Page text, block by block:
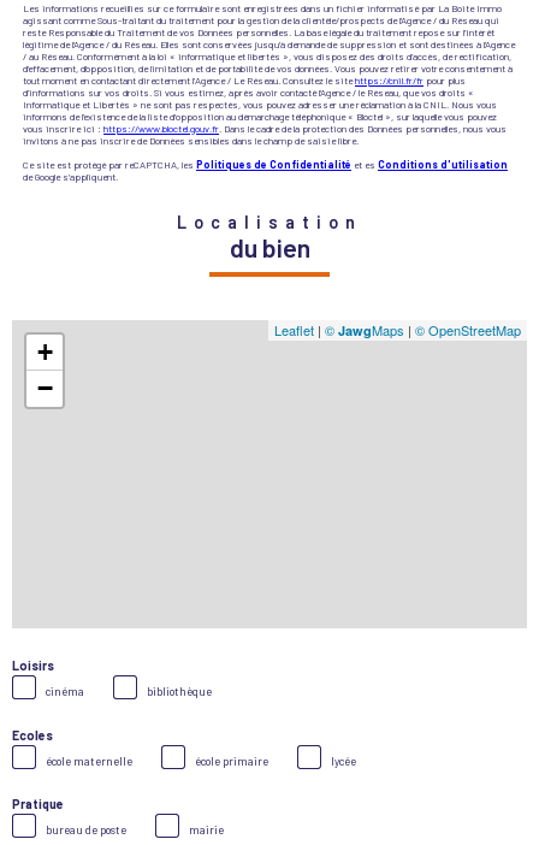
Les informations recueillies sur ce formulaire sont enregistrées dans un fichier informatisé par La Boite Immo
agissant comme Sous-traitant du traitement pour la gestion de la clientèle/prospects de l'Agence / du Réseau qui
reste Responsable du Traitement de vos Données personnelles. La base légale du traitement repose sur l'intérêt
légitime de l'Agence / du Réseau. Elles sont conservées jusqu'à demande de suppression et sont destinées à l'Agence
/ au Réseau. Conformément à la loi « informatique et libertés », vous disposez des droits d’accès, de rectification,
d’effacement, d’opposition, de limitation et de portabilité de vos données. Vous pouvez retirer votre consentement à
tout moment en contactant directement l’Agence / Le Réseau. Consultez le sitehttps://cnil.fr/fr pour plus
d’informations sur vos droits. Si vous estimez, après avoir contacté l'Agence / le Réseau, que vos droits «
Informatique et Libertés » ne sont pas respectés, vous pouvez adresser une réclamation à la CNIL. Nous vous
informons de l’existence de la liste d'opposition au démarchage téléphonique « Bloctel », sur laquelle vous pouvez
vous inscrire ici : https://www.bloctel.gouv.fr . Dans le cadre de la protection des Données personnelles, nous vous
invitons à ne pas inscrire de Données sensibles dans le champ de saisie libre.
Ce site est protégé par reCAPTCHA, les Politiques de Confidentialité et es Conditions d'utilisation
de Google s'appliquent.
Localisation
du bien
+
−
Leaflet | © JawgMaps | © OpenStreetMap
Loisirs
cinéma bibliothèque
Ecoles
école maternelle école primaire lycée
Pratique
bureau de poste mairie